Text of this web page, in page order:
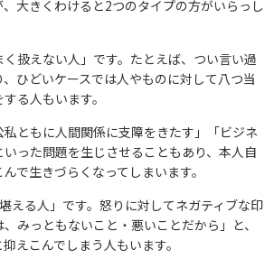
大きくわけると2つのタイプの方がいらっし
扱えない人」です。たとえば、つい言い過
ひどいケースでは人やものに対して八つ当
る人もいます。
ともに人間関係に支障をきたす」「ビジネ
った問題を生じさせることもあり、本人自
で生きづらくなってしまいます。
える人」です。怒りに対してネガティブな印
みっともないこと・悪いことだから」と、
えこんでしまう人もいます。